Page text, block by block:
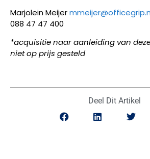
Marjolein Meijer
088 47 47 400
*acquisitie naar aanleiding van
niet op prijs gesteld
Deel Dit Artikel